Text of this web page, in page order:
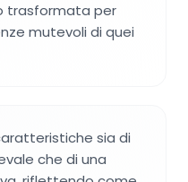
trasformata per
mutevoli di quei
sia di
che di una